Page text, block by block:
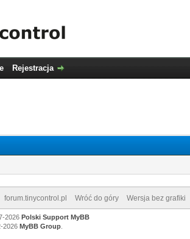
Rejestracja
forum.tinycontrol.pl Wróć do góry Wersja bez grafiki
2026 Polski Support MyBB
2026 MyBB Group